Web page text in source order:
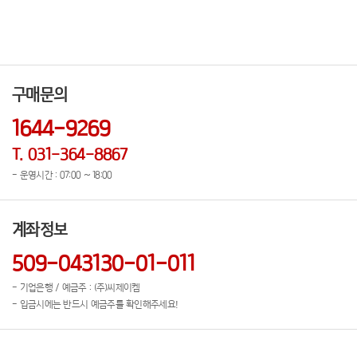
구매문의
1644-9269
T. 031-364-8867
- 운영시간 : 07:00 ~ 18:00
계좌정보
509-043130-01-011
- 기업은행 / 예금주 : (주)씨제이켐
- 입금시에는 반드시 예금주를 확인해주세요!